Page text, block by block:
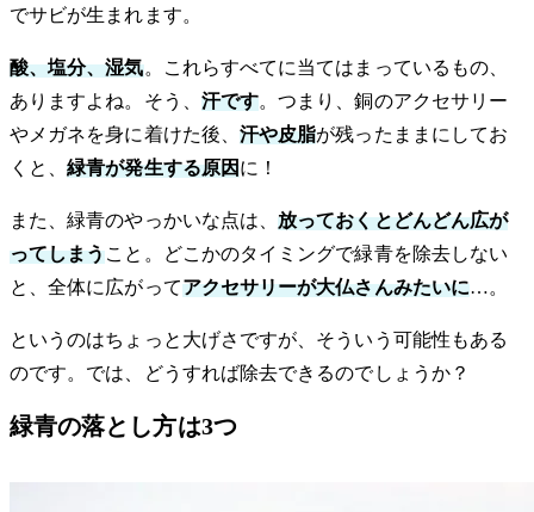
でサビが生まれます。
酸、塩分、湿気。これらすべてに当てはまっているもの、
ありますよね。そう、 汗です。つまり、銅のアクセサリー
やメガネを身に着けた後、 汗や皮脂が残ったままにしてお
くと、緑青が発生する原因に！
また、緑青のやっかいな点は、放っておくとどんどん広が
ってしまうこと。どこかのタイミングで緑青を除去しない
と、全体に広がってアクセサリーが大仏さんみたいに…。
というのはちょっと大げさですが、そういう可能性もある
のです。では、どうすれば除去できるのでしょうか？
緑青の落とし方は3つ